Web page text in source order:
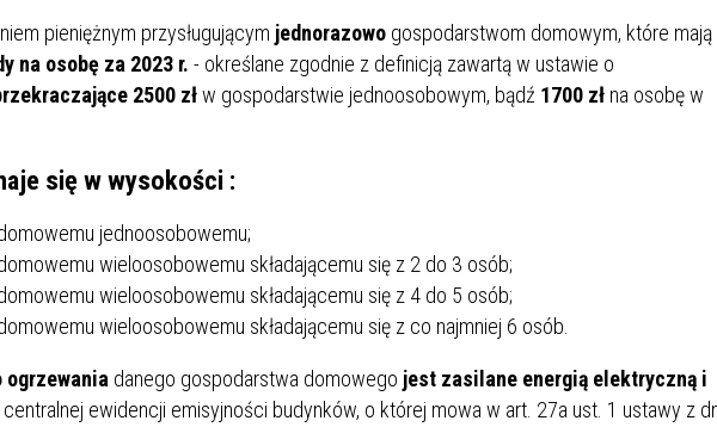
OFERTY PRACY
PROGRAM WSPARCIA
3+ GÓRĄ!"
KAMPANIA EDUKACYJNO-
EKOLOGICZNA W RAMACH
PROJEKTU ZAGŁĘBIOWSKI PARK
LINEARNY
KONTAKTOWYCH (RDK)
INFORMACJE MOPS BĘDZIN INFORMACJE ARIMR
UCZNIÓW
ZAKŁADANIE PLACÓWEK
DOFINANSOWANIE
I ST. IM. FRYDERYKA CHOPINA
MIĘDZYZAKŁADOWA KASA
ZAPOMOGOWO-POŻYCZKOWA
DOFINANSOWANIE
SZKÓŁ” Z WOJEWÓDZKIEGO
ŚRODOWISKA I
WODNEJ W KATOWICACH
pieniężnym przysługującym jednorazowo gospodarstwom domowym, które mają
na osobę za 2023 r. - określane zgodnie z definicją zawartą w ustawie o
2500 złw gospodarstwie jednoosobowym, bądź 1700 zł na osobę w
się w wysokości :
jednoosobowemu;
wieloosobowemu składającemu się z 2 do 3 osób;
wieloosobowemu składającemu się z 4 do 5 osób;
wieloosobowemu składającemu się z co najmniej 6 osób.
ogrzewania danego gospodarstwa domowego jest zasilane energią elektryczną i
ewidencji emisyjności budynków, o której mowa w art. 27a ust. 1 ustawy z